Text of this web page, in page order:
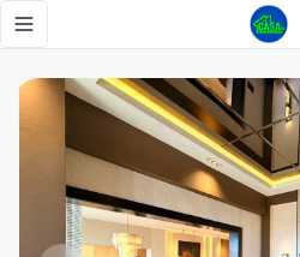
Toggle navigation menu
Apartamento en Bella vista